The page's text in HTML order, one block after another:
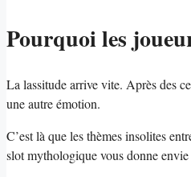
Pourquoi les
La lassitude arrive vite. Après des
une autre émotion.
C’est là que les thèmes insolites
slot mythologique vous donne envie